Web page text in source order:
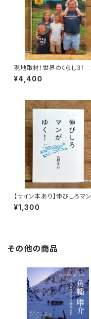
現地取材！世界のくらし31
ダ
¥4,400
【サイン本あり】伸びしろマ
ゆく！
¥1,300
その他の商品